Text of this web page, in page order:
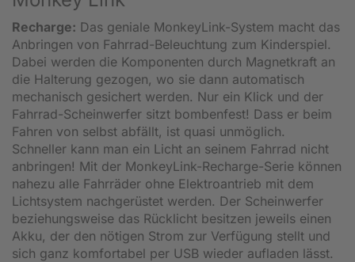
Recharge: Das geniale MonkeyLink-System macht das
Anbringen von Fahrrad-Beleuchtung zum Kinderspiel.
Dabei werden die Komponenten durch Magnetkraft an
die Halterung gezogen, wo sie dann automatisch
mechanisch gesichert werden. Nur ein Klick und der
Fahrrad-Scheinwerfer sitzt bombenfest! Dass er beim
Fahren von selbst abfällt, ist quasi unmöglich.
Schneller kann man ein Licht an seinem Fahrrad nicht
anbringen! Mit der MonkeyLink-Recharge-Serie können
nahezu alle Fahrräder ohne Elektroantrieb mit dem
Lichtsystem nachgerüstet werden. Der Scheinwerfer
beziehungsweise das Rücklicht besitzen jeweils einen
Akku, der den nötigen Strom zur Verfügung stellt und
sich ganz komfortabel per USB wieder aufladen lässt.